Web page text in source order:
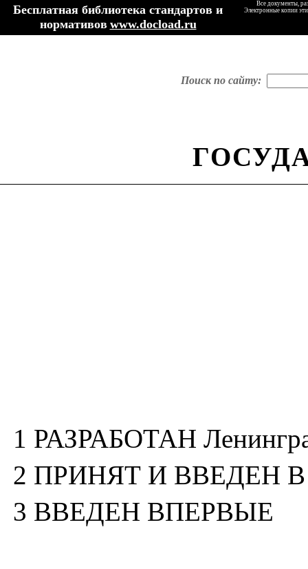
Бесплатная библиотека стандартов и
нормативов www.docload.ru
Все документы,
Электронные копии
Поиск по сайту:
1 РАЗРАБОТАН
2 ПРИНЯТ И ВВЕДЕН В
3 ВВЕДЕН ВПЕРВЫЕ